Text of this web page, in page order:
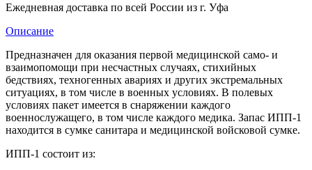
Ежедневная доставка по всей России из г. Уфа
Описание
Предназначен для оказания первой медицинской само- и
взаимопомощи при несчастных случаях, стихийных
бедствиях, техногенных авариях и других экстремальных
ситуациях, в том числе в военных условиях. В полевых
условиях пакет имеется в снаряжении каждого
военнослужащего, в том числе каждого медика. Запас ИПП-1
находится в сумке санитара и медицинской войсковой сумке.
ИПП-1 состоит из: